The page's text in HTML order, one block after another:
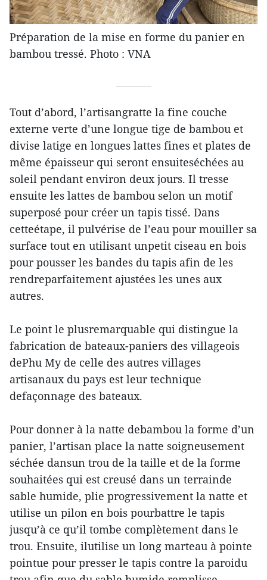
Préparation de la mise en forme du panier en
bambou tressé. Photo : VNA
Tout d’abord, l’artisangratte la fine couche
externe verte d’une longue tige de bambou et
divise latige en longues lattes fines et plates de
même épaisseur qui seront ensuiteséchées au
soleil pendant environ deux jours. Il tresse
ensuite les lattes de bambou selon un motif
superposé pour créer un tapis tissé. Dans
cetteétape, il pulvérise de l’eau pour mouiller sa
surface tout en utilisant unpetit ciseau en bois
pour pousser les bandes du tapis afin de les
rendreparfaitement ajustées les unes aux
autres.
Le point le plusremarquable qui distingue la
fabrication de bateaux-paniers des villageois
dePhu My de celle des autres villages
artisanaux du pays est leur technique
defaçonnage des bateaux.
Pour donner à la natte debambou la forme d’un
panier, l’artisan place la natte soigneusement
séchée dansun trou de la taille et de la forme
souhaitées qui est creusé dans un terrainde
sable humide, plie progressivement la natte et
utilise un pilon en bois pourbattre le tapis
jusqu’à ce qu’il tombe complètement dans le
trou. Ensuite, ilutilise un long marteau à pointe
pointue pour presser le tapis contre la paroidu